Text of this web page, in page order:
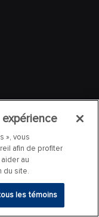
», vous
afin de profiter
au
du site.
les témoins